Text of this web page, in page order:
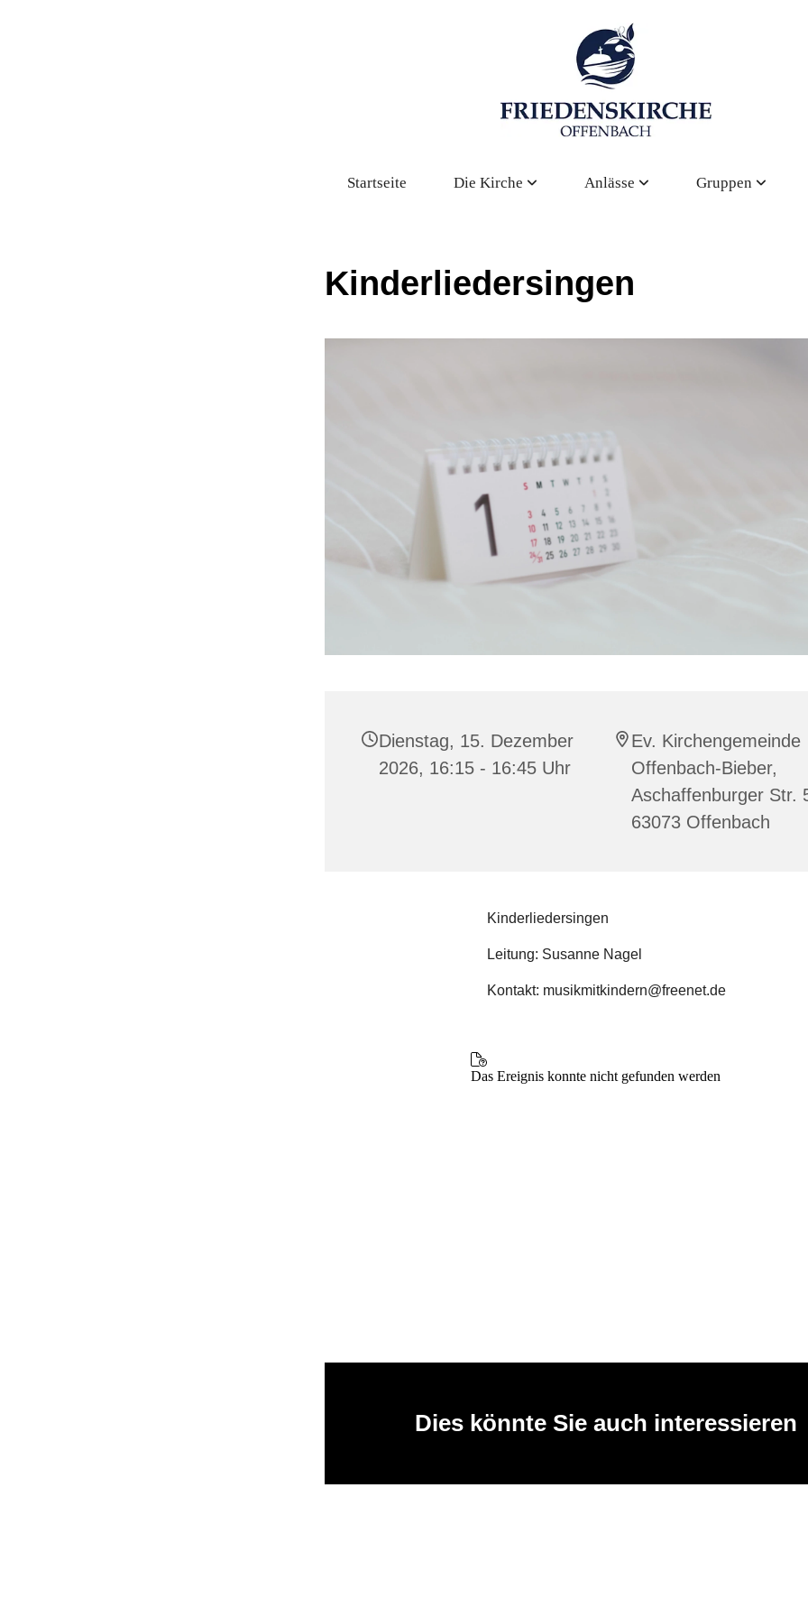
Startseite Die Kirche Anlässe Gruppen
Kinderliedersingen
Dienstag, 15. Dezember
2026, 16:15 - 16:45 Uhr
Ev. Kirchengemeinde
Offenbach-Bieber,
Aschaffenburger Str.
63073 Offenbach
Kinderliedersingen
Leitung: Susanne Nagel
Kontakt: musikmitkindern@freenet.de
Dies könnte Sie auch interessieren